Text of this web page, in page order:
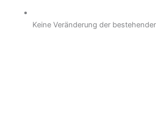
Keine Veränderung der